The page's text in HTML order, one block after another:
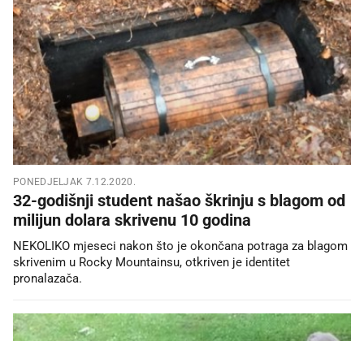
PONEDJELJAK 7.12.2020.
32-godišnji student našao škrinju s blagom od
milijun dolara skrivenu 10 godina
NEKOLIKO mjeseci nakon što je okončana potraga za blagom
skrivenim u Rocky Mountainsu, otkriven je identitet
pronalazača.